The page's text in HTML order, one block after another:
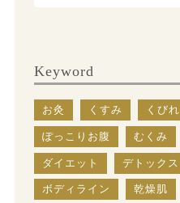
Keyword
お灸 くすみ くびれ
ぽっこりお腹 むくみ
ダイエット デトックス
ボディライン 乾燥肌